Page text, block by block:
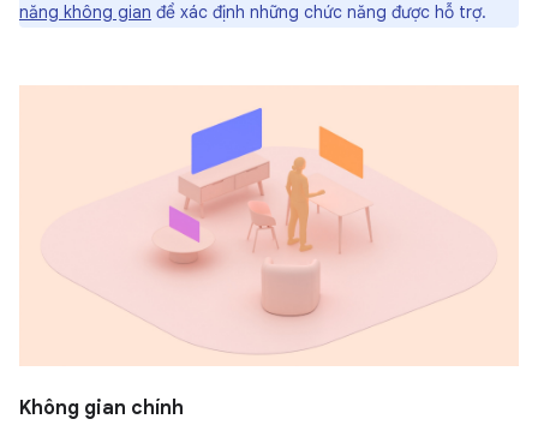
năng không gian để xác định những chức năng được hỗ trợ.
Không gian chính